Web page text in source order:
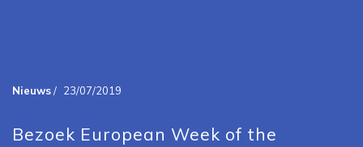
Nieuws/ 23/07/2019
Bezoek European Week of the